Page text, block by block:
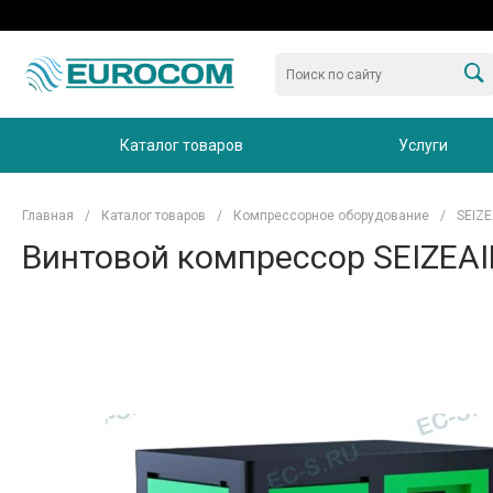
Каталог товаров Услуги
Главная / Каталог товаров / Компрессорное оборудование /
Винтовой компрессор